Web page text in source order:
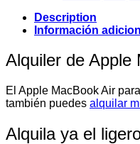
Description
Información
Alquiler de Apple
El Apple MacBook Air
también puedes alquilar
Alquila ya el